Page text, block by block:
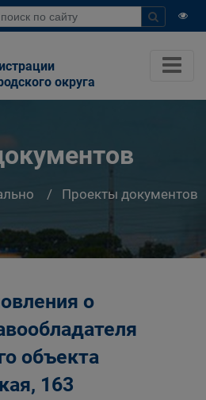
округа
Проекты документов
о
объекта
163